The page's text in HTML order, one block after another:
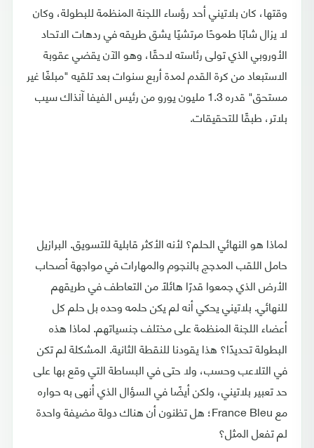
وقتها، كان بلاتيني أحد رؤساء اللجنة المنظمة للبطولة، وكان
لا يزال شابًا طموحًا مرتشيًا يشق طريقه في ردهات الاتحاد
الأوروبي الذي تولى رئاسته لاحقًا، وهو الآن يقضي عقوبة
الاستبعاد من كرة القدم لمدة أربع سنوات بعد تلقيه "مبلغًا غير
مستحق" قدره 1.3 مليون يورو من رئيس الفيفا آنذاك سيب
بلاتر، طبقًا للتحقيقات.
لماذا هو النهائي الحلم؟ لأنه الأكثر قابلية للتسويق. البرازيل
حامل اللقب المدجج بالنجوم والمهارات في مواجهة أصحاب
الأرض الذي جمعوا قدرًا هائلًا من التعاطف في طريقهم
للنهائي. بلاتيني يحكي أنه لم يكن حلمه وحده بل حلم كل
أعضاء اللجنة المنظمة على مختلف جنسياتهم. لماذا هذه
البطولة تحديدًا؟ هذا يقودنا للنقطة الثانية. المشكلة لم تكن
في التلاعب وحسب، ولا حتى في البساطة التي وقع بها على
حد تعبير بلاتيني، ولكن أيضًا في السؤال الذي أنهى به حواره
مع France Bleu؛ هل تظنون أن هناك دولة مضيفة واحدة
لم تفعل المثل؟